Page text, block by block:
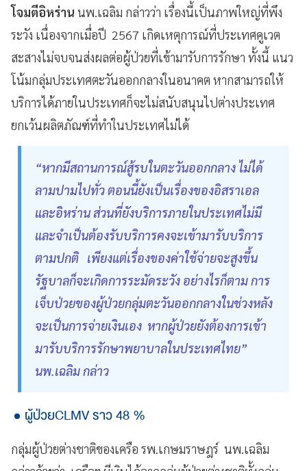
โจมตีอิหร่าน นพ.เฉลิม กล่าวว่า เรื่องนี้เป็นภาพใหญ่ที่พึง
ระวัง เนื่องจากเมื่อปี 2567 เกิดเหตุการณ์ที่ประเทศคูเวต
สะสางไม่จบจนส่งผลต่อผู้ป่วยที่เข้ามารับการรักษา ทั้งนี้ แนว
โน้มกลุ่มประเทศตะวันออกกลางในอนาคต หากสามารถให้
บริการได้ภายในประเทศก็จะไม่สนับสนุนไปต่างประเทศ
ยกเว้นผลิตภัณฑ์ที่ทำในประเทศไม่ได้
“หากมีสถานการณ์สู้รบในตะวันออกกลาง ไม่ได้
ลามปามไปทั่ว ตอนนี้ยังเป็นเรื่องของอิสราเอล
และอิหร่าน ส่วนที่ยังบริการภายในประเทศไม่มี
และจำเป็นต้องรับบริการคงจะเข้ามารับบริการ
ตามปกติ เพียงแต่เรื่องของค่าใช้จ่ายจะสูงขึ้น
รัฐบาลก็จะเกิดการระมัดระวัง อย่างไรก็ตาม การ
เจ็บป่วยของผู้ป่วยกลุ่มตะวันออกกลางในช่วงหลัง
จะเป็นการจ่ายเงินเอง หากผู้ป่วยยังต้องการเข้า
มารับบริการรักษาพยาบาลในประเทศไทย”
นพ.เฉลิม กล่าว
ผู้ป่วยCLMV ราว 48 %
กลุ่มผู้ป่วยต่างชาติของเครือ รพ.เกษมราษฎร์ นพ.เฉลิม